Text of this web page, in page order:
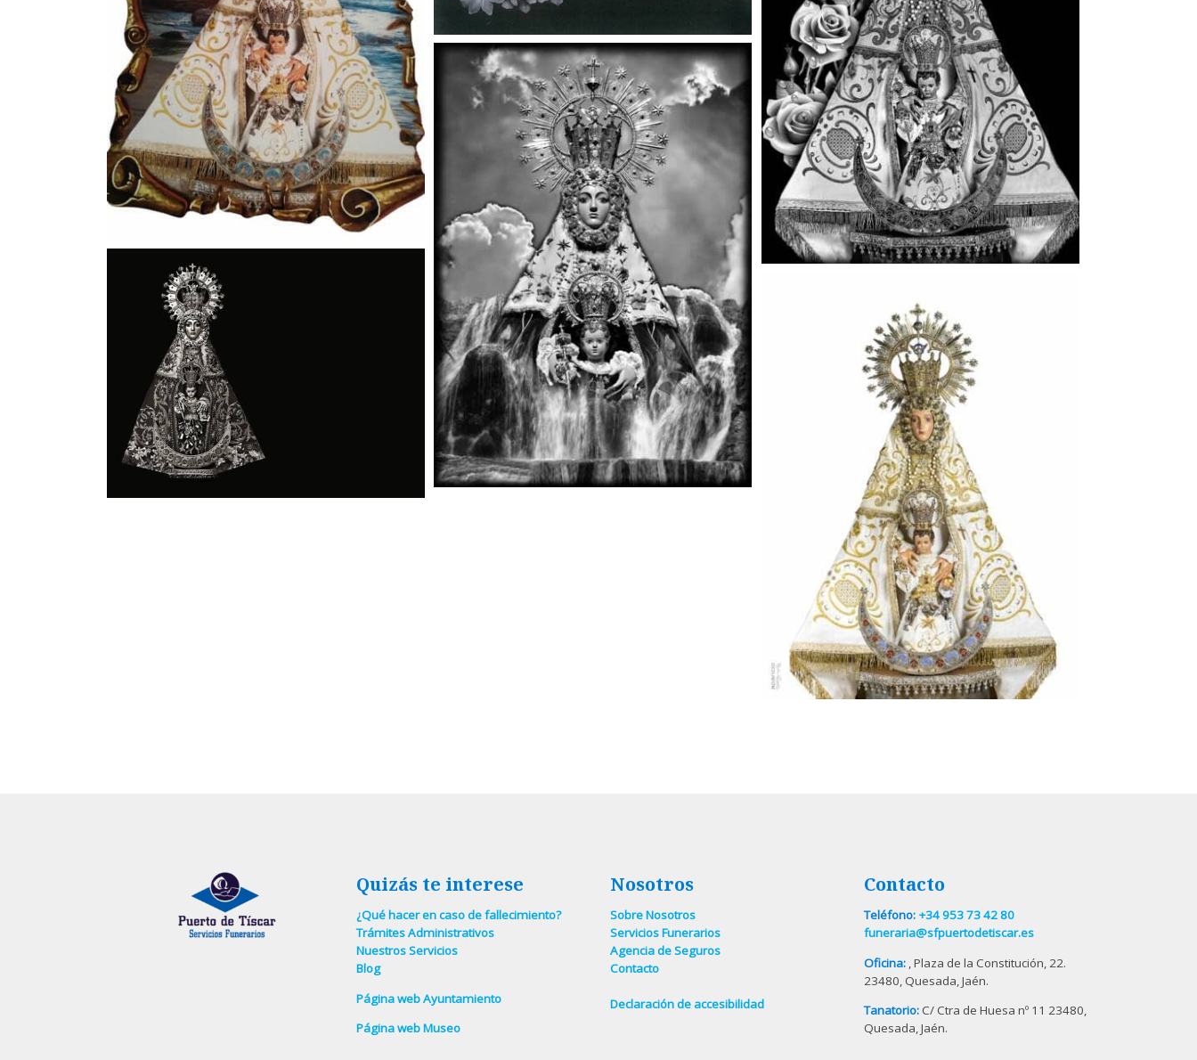
Quizás te interese
¿Qué hacer en caso de fallecimiento?
Trámites Administrativos
Nuestros Servicios
Blog
Página web Ayuntamiento
Página web Museo
Nosotros
Sobre Nosotros
Servicios Funerarios
Agencia de Seguros
Contacto
Declaración de accesibilidad
Contacto
Teléfono: +34 953 73 42 80
funeraria@sfpuertodetiscar.es
Oficina: , Plaza de la Constitución, 22.
23480, Quesada, Jaén.
Tanatorio: C/ Ctra de Huesa nº 11 23480,
Quesada, Jaén.